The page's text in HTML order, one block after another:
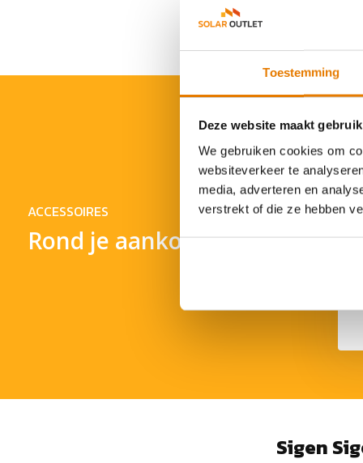
Toestemming
Deze website maakt
We gebruiken cookies om
websiteverkeer te
media, adverteren en
verstrekt of die ze hebben
ACCESSOIRES
Rond je aankoop af
SigenStor
Sigen SigenStor
Sigen